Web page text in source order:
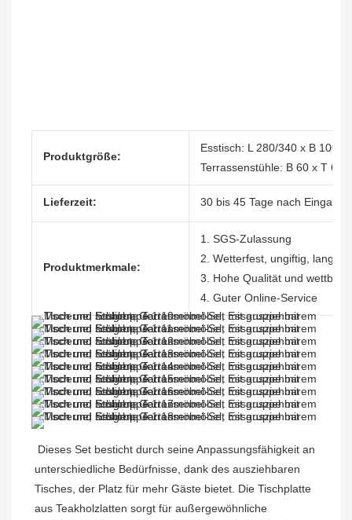
Produktgröße:
Esstisch: L 280/340 x B 100 x
Terrassenstühle: B 60 x T 64
Lieferzeit: 30 bis 45 Tage nach Eingang
Produktmerkmale:
1. SGS-Zulassung
2. Wetterfest, ungiftig,
3. Hohe Qualität und
4. Guter Online-Service
Dieses Set besticht durch seine Anpassungsfähigkeit an
unterschiedliche Bedürfnisse, dank des ausziehbaren
Tisches, der Platz für mehr Gäste bietet. Die Tischplatte
aus Teakholzlatten sorgt für außergewöhnliche